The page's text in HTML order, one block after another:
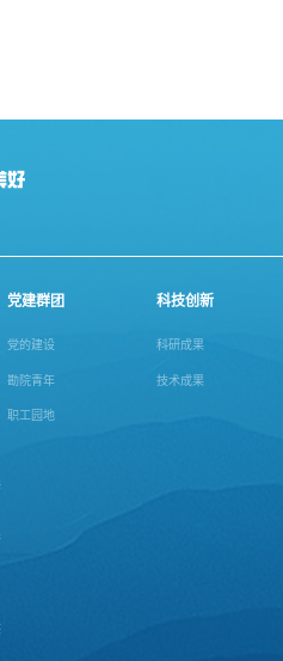
党建群团
党的建设
勘院青年
职工园地
科技创新
科研成果
技术成果